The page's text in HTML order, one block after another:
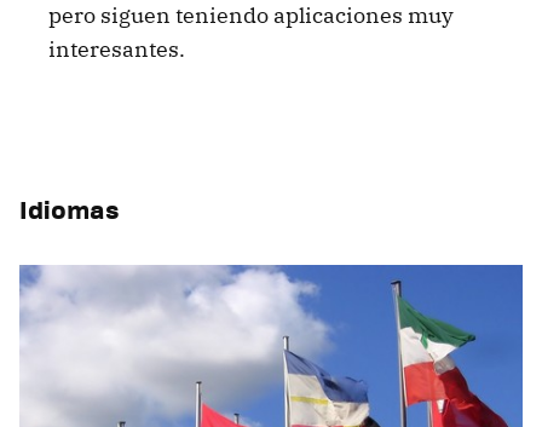
pero siguen teniendo aplicaciones muy
interesantes.
Idiomas